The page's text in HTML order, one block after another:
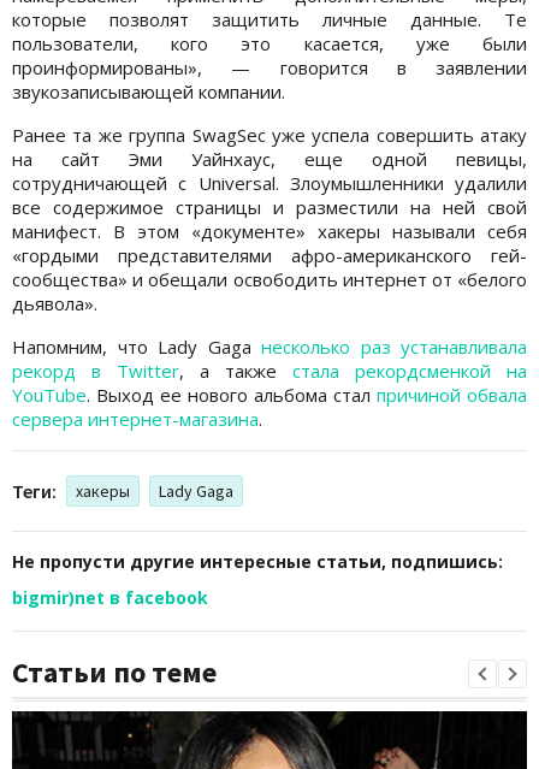
которые позволят защитить личные данные. Те
пользователи, кого это касается, уже были
проинформированы», — говорится в заявлении
звукозаписывающей компании.
Ранее та же группа SwagSec уже успела совершить атаку
на сайт Эми Уайнхаус, еще одной певицы,
сотрудничающей с Universal. Злоумышленники удалили
все содержимое страницы и разместили на ней свой
манифест. В этом «документе» хакеры называли себя
«гордыми представителями афро-американского гей-
сообщества» и обещали освободить интернет от «белого
дьявола».
Напомним, что Lady Gaga несколько раз устанавливала
рекорд в Twitter, а также стала рекордсменкой на
YouTube. Выход ее нового альбома стал причиной обвала
сервера интернет-магазина.
Теги: хакеры Lady Gaga
Не пропусти другие интересные статьи, подпишись:
bigmir)net в facebook
Статьи по теме